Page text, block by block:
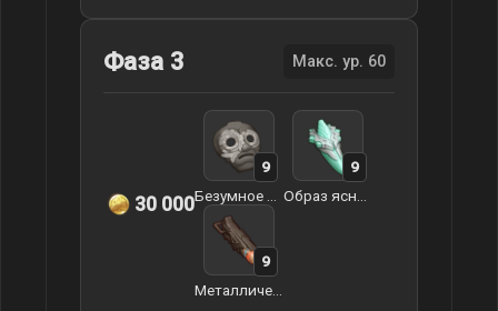
Фаза 3 Макс. ур. 60
30 000
9
9
9